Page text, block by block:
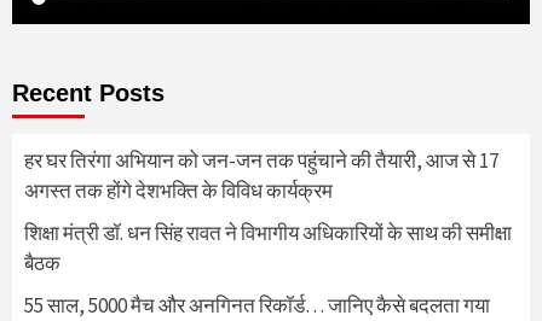
Recent Posts
हर घर तिरंगा अभियान को जन-जन तक पहुंचाने की तैयारी, आज से 17
अगस्त तक होंगे देशभक्ति के विविध कार्यक्रम
शिक्षा मंत्री डॉ. धन सिंह रावत ने विभागीय अधिकारियों के साथ की समीक्षा
बैठक
55 साल, 5000 मैच और अनगिनत रिकॉर्ड… जानिए कैसे बदलता गया